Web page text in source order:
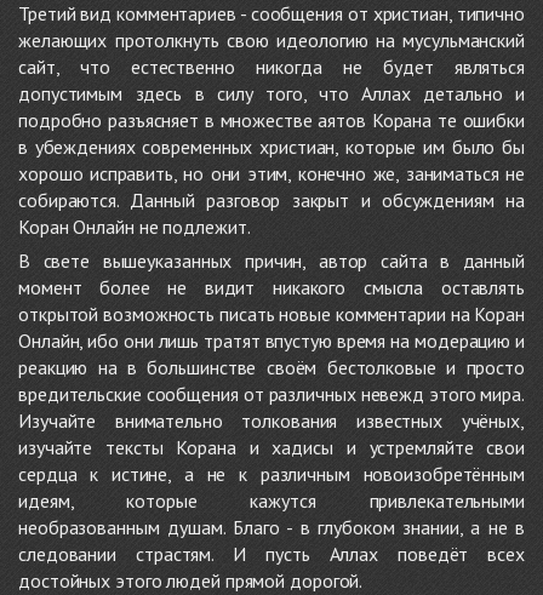
Третий вид комментариев - сообщения от христиан, типично
желающих протолкнуть свою идеологию на мусульманский
сайт, что естественно никогда не будет являться
допустимым здесь в силу того, что Аллах детально и
подробно разъясняет в множестве аятов Корана те ошибки
в убеждениях современных христиан, которые им было бы
хорошо исправить, но они этим, конечно же, заниматься не
собираются. Данный разговор закрыт и обсуждениям на
Коран Онлайн не подлежит.
В свете вышеуказанных причин, автор сайта в данный
момент более не видит никакого смысла оставлять
открытой возможность писать новые комментарии на Коран
Онлайн, ибо они лишь тратят впустую время на модерацию и
реакцию на в большинстве своём бестолковые и просто
вредительские сообщения от различных невежд этого мира.
Изучайте внимательно толкования известных учёных,
изучайте тексты Корана и хадисы и устремляйте свои
сердца к истине, а не к различным новоизобретённым
идеям, которые кажутся привлекательными
необразованным душам. Благо - в глубоком знании, а не в
следовании страстям. И пусть Аллах поведёт всех
достойных этого людей прямой дорогой.